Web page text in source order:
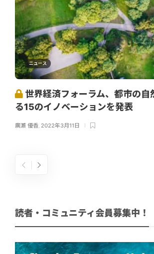
ニュース
世界経済フォーラム、都市の自
る15のイノベーションを発表
廣瀬 優香, 2022年3月11日
読者・コミュニティ会員募集中！